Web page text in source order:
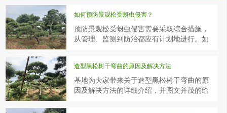
如何预防景观松受蚜虫侵害？
预防景观松受蚜虫侵害需要采取综合措施，
从管理、监测到防治都应有计划地进行。如
造型黑松树干弯曲的原因及解决方法
基地为大家带来关于造型黑松树干弯曲的原
因及解决方法的详细介绍，并图文并茂的给